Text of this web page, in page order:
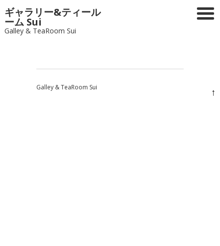
ギャラリー&ティール
ーム Sui
Galley & TeaRoom Sui
Galley & TeaRoom Sui ↑